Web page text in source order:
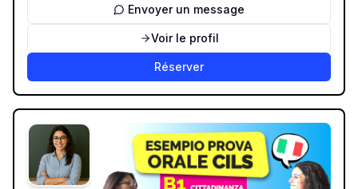
Envoyer un message
Voir le profil
Réserver